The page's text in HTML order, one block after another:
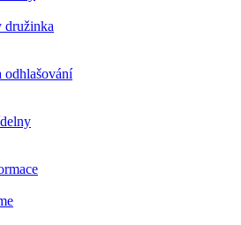
družinka
odhlašování